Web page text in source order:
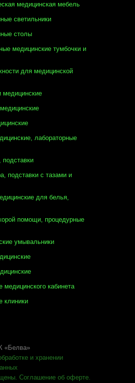
медицинская мебель
светильники
столы
медицинские тумбочки и
для медицинской
медицинские
лабораторные
подставки
подставки с тазами и
для белья,
помощи, процедурные
умывальники
кабинета
клиники
«Белва»
и хранении
. Соглашение об оферте.